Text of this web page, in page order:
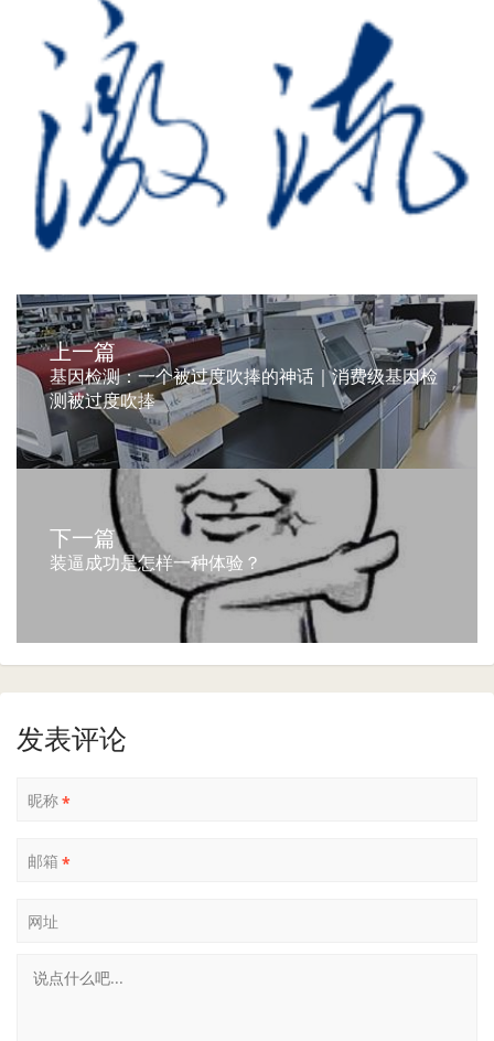
上一篇
基因检测：一个被过度吹捧的神话｜消费级基因检
测被过度吹捧
下一篇
装逼成功是怎样一种体验？
发表评论
昵称*
邮箱 *
网址